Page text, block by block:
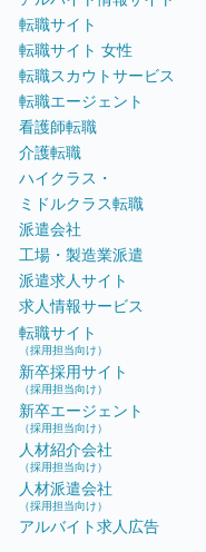
転職サイト
転職サイト 女性
転職スカウトサービス
転職エージェント
看護師転職
介護転職
ハイクラス・
ミドルクラス転職
派遣会社
工場・製造業派遣
派遣求人サイト
求人情報サービス
転職サイト
（採用担当向け）
新卒採用サイト
（採用担当向け）
新卒エージェント
（採用担当向け）
人材紹介会社
（採用担当向け）
人材派遣会社
（採用担当向け）
アルバイト求人広告